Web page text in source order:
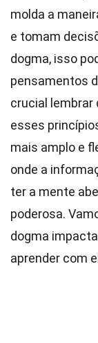
molda a
e tomam
dogma, isso
pensamentos
crucial lembrar
esses
mais amplo e
onde a
ter a mente
poderosa.
dogma
aprender com